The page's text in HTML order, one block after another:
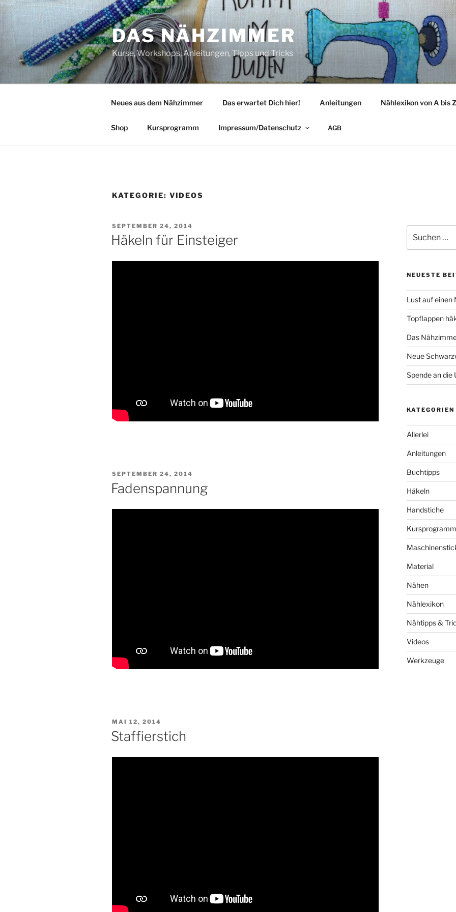
Zum
Inhalt
springen
DAS NÄHZIMMER
Kurse, Workshops, Anleitungen, Tipps und Tricks
Neues aus dem Nähzimmer Das erwartet Dich hier! Anleitungen Nählexikon von A bis Z
Shop Kursprogramm Impressum/Datenschutz AGB
KATEGORIE: VIDEOS
VERÖFFENTLICHT
AM
SEPTEMBER 24, 2014
Häkeln für Einsteiger
VERÖFFENTLICHT
SEPTEMBER 24, 2014
Fadenspannung
VERÖFFENTLICHT
AM
MAI 12, 2014
Staffierstich
nach:
NEUESTE
Lust auf einen
Topflappen
Das
Neue
Spende an die
KATEGORIEN
Allerlei
Anleitungen
Buchtipps
Häkeln
Handstiche
Kursprogramm
Material
Nähen
Nählexikon
Nähtipps &
Videos
Werkzeuge